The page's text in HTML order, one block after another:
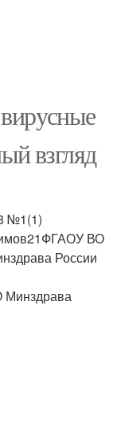
взгляд
№1(1)
ВО
России